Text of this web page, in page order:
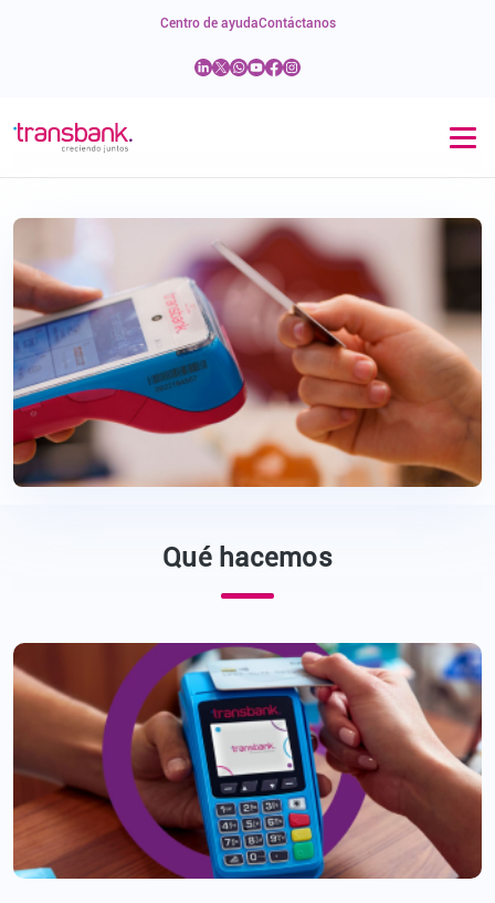
Centro de ayudaContáctanos
Qué hacemos